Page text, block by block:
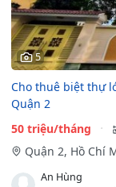
5
Cho thuê biệt thự
Quận 2
50 triệu/tháng
Quận 2, Hồ Chí
An Hùng